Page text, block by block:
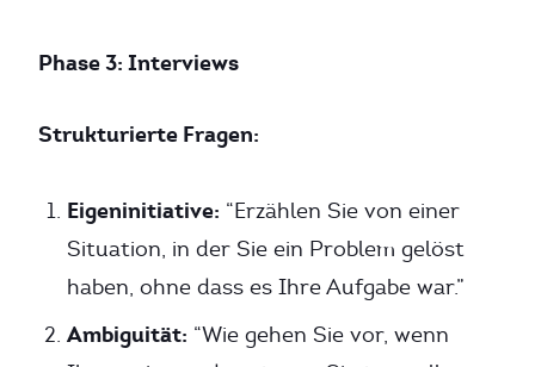
Phase 3: Interviews
Strukturierte Fragen:
Eigeninitiative: “Erzählen Sie von einer
Situation, in der Sie ein Problem gelöst
haben, ohne dass es Ihre Aufgabe war.”
Ambiguität: “Wie gehen Sie vor, wenn